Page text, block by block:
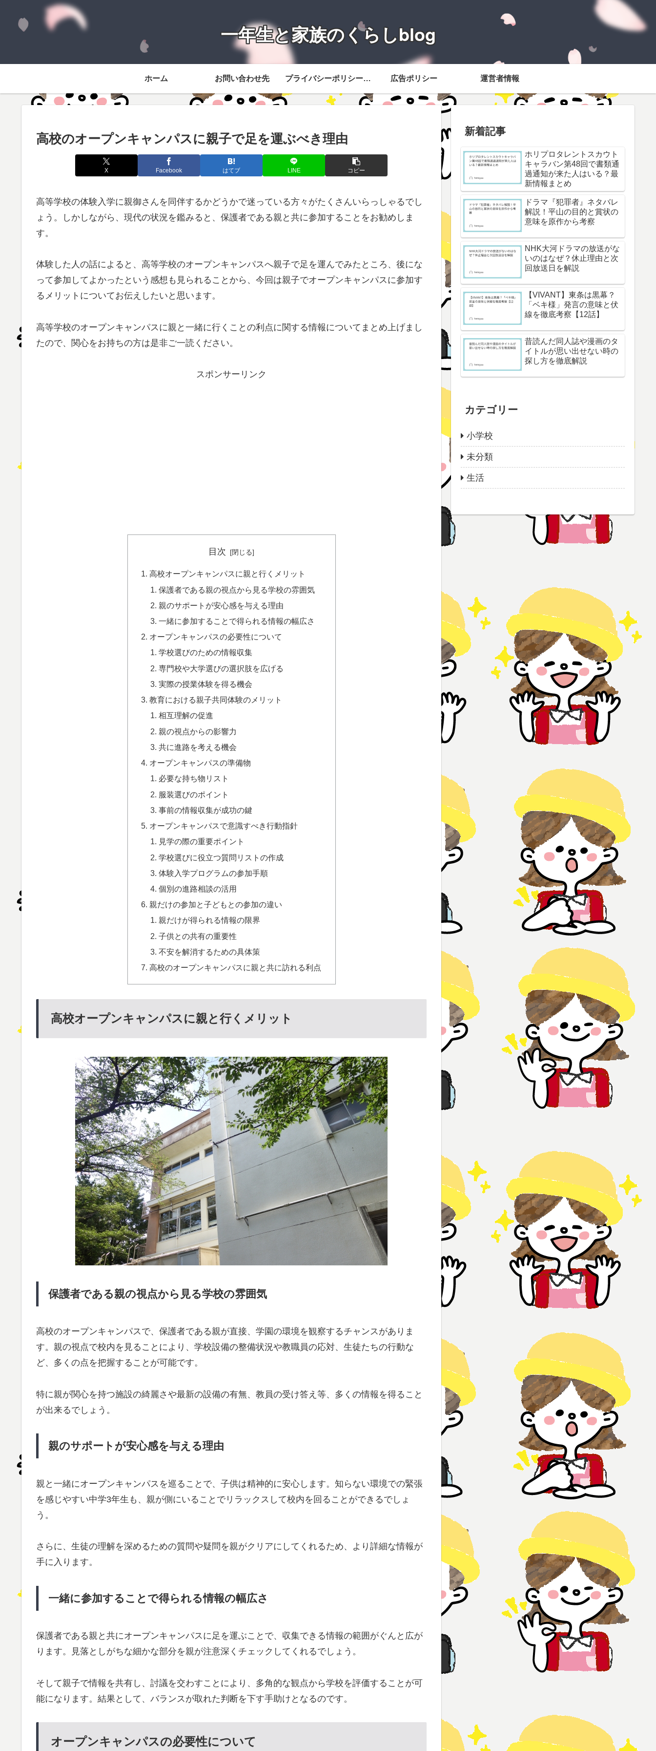
一年生と家族のくらしblog
ホーム お問い合わせ先 プライバシーポリシー・免責事項 広告ポリシー 運営者情報
高校のオープンキャンパスに親子で足を運ぶべき理由
X Facebook はてブ LINE コピー
高等学校の体験入学に親御さんを同伴するかどうかで迷っている方々がたくさんいらっしゃるでし
ょう。しかしながら、現代の状況を鑑みると、保護者である親と共に参加することをお勧めしま
す。
体験した人の話によると、高等学校のオープンキャンパスへ親子で足を運んでみたところ、後にな
って参加してよかったという感想も見られることから、今回は親子でオープンキャンパスに参加す
るメリットについてお伝えしたいと思います。
高等学校のオープンキャンパスに親と一緒に行くことの利点に関する情報についてまとめ上げまし
たので、関心をお持ちの方は是非ご一読ください。
スポンサーリンク
目次
高校オープンキャンパスに親と行くメリット
保護者である親の視点から見る学校の雰囲気
親のサポートが安心感を与える理由
一緒に参加することで得られる情報の幅広さ
オープンキャンパスの必要性について
学校選びのための情報収集
専門校や大学選びの選択肢を広げる
実際の授業体験を得る機会
教育における親子共同体験のメリット
相互理解の促進
親の視点からの影響力
共に進路を考える機会
オープンキャンパスの準備物
必要な持ち物リスト
服装選びのポイント
事前の情報収集が成功の鍵
オープンキャンパスで意識すべき行動指針
見学の際の重要ポイント
学校選びに役立つ質問リストの作成
体験入学プログラムの参加手順
個別の進路相談の活用
親だけの参加と子どもとの参加の違い
親だけが得られる情報の限界
子供との共有の重要性
不安を解消するための具体策
高校のオープンキャンパスに親と共に訪れる利点
高校オープンキャンパスに親と行くメリット
保護者である親の視点から見る学校の雰囲気
高校のオープンキャンパスで、保護者である親が直接、学園の環境を観察するチャンスがありま
す。親の視点で校内を見ることにより、学校設備の整備状況や教職員の応対、生徒たちの行動な
ど、多くの点を把握することが可能です。
特に親が関心を持つ施設の綺麗さや最新の設備の有無、教員の受け答え等、多くの情報を得ること
が出来るでしょう。
親のサポートが安心感を与える理由
親と一緒にオープンキャンパスを巡ることで、子供は精神的に安心します。知らない環境での緊張
を感じやすい中学3年生も、親が側にいることでリラックスして校内を回ることができるでしょ
う。
さらに、生徒の理解を深めるための質問や疑問を親がクリアにしてくれるため、より詳細な情報が
手に入ります。
一緒に参加することで得られる情報の幅広さ
保護者である親と共にオープンキャンパスに足を運ぶことで、収集できる情報の範囲がぐんと広が
ります。見落としがちな細かな部分を親が注意深くチェックしてくれるでしょう。
そして親子で情報を共有し、討議を交わすことにより、多角的な観点から学校を評価することが可
能になります。結果として、バランスが取れた判断を下す手助けとなるのです。
オープンキャンパスの必要性について
新着記事
ホリプロタレントスカウト
キャラバン第48回で書類通
過通知が来た人はいる？最
新情報まとめ
ドラマ『犯罪者』ネタバレ
解説！平山の目的と賞状の
意味を原作から考察
NHK大河ドラマの放送がな
いのはなぜ？休止理由と次
回放送日を解説
【VIVANT】東条は黒幕？
「ベキ様」発言の意味と伏
線を徹底考察【12話】
昔読んだ同人誌や漫画のタ
イトルが思い出せない時の
探し方を徹底解説
カテゴリー
小学校
未分類
生活